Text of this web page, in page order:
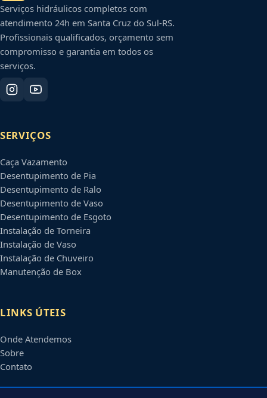
Serviços hidráulicos completos com
atendimento 24h em Santa Cruz do Sul-RS.
Profissionais qualificados, orçamento sem
compromisso e garantia em todos os
serviços.
SERVIÇOS
Caça Vazamento
Desentupimento de Pia
Desentupimento de Ralo
Desentupimento de Vaso
Desentupimento de Esgoto
Instalação de Torneira
Instalação de Vaso
Instalação de Chuveiro
Manutenção de Box
LINKS ÚTEIS
Onde Atendemos
Sobre
Contato